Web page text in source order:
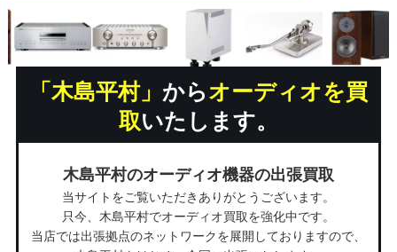
「木島平村」 からオーディオを買
取いたします。
木島平村のオーディオ機器の出張買取
当サイトをご覧いただきありがとうございます。
只今、木島平村でオーディオ買取を強化中です。
当店では出張拠点のネットワークを展開しておりますので、